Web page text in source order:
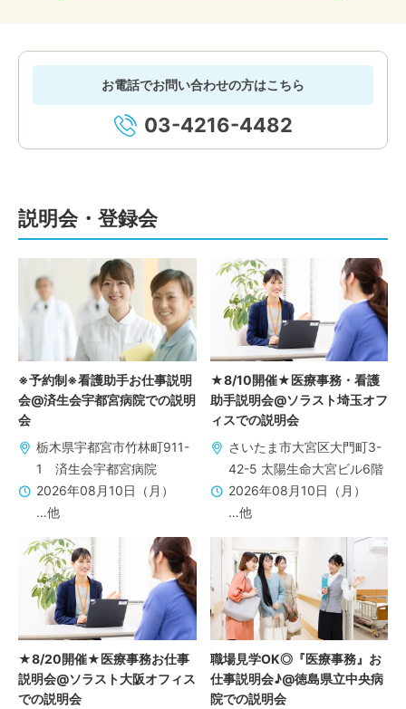
お電話でお問い合わせの方はこちら
03-4216-4482
説明会・登録会
※予約制※看護助手お仕事説明
会@済生会宇都宮病院での説明
会
栃木県宇都宮市竹林町911-
1 済生会宇都宮病院
2026年08月10日（月）
…他
★8/10開催★医療事務・看護
助手説明会@ソラスト埼玉オフ
ィスでの説明会
さいたま市大宮区大門町3-
42-5 太陽生命大宮ビル6階
2026年08月10日（月）
…他
★8/20開催★医療事務お仕事
説明会@ソラスト大阪オフィス
での説明会
職場見学OK◎『医療事務』お
仕事説明会♪@徳島県立中央病
院での説明会